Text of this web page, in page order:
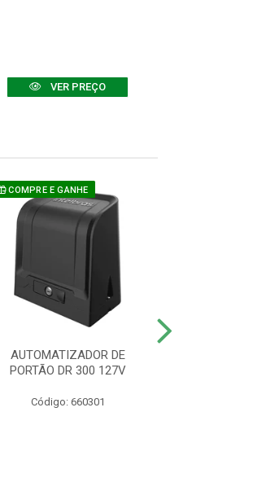
VER PREÇO
COMPRE E GANHE
AUTOMATIZADOR DE
PORTÃO DR 300 127V
Código: 660301